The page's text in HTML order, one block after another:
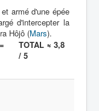
et armé d'une épée
d'intercepter la
Hôjô (Mars).
TOTAL ≈ 3,8
/ 5